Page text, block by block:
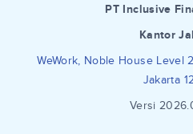
PT Inclusive
Kantor
WeWork, Noble House Level
Jakarta
Versi